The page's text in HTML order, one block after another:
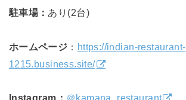
駐車場： あり(2台)
ホームページ ： https://indian-restaurant-
1215.business.site/